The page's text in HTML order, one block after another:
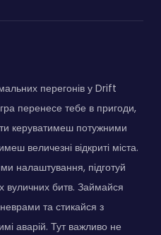
перегонів у Drift
перенесе тебе в пригоди,
керуватимеш потужними
величезні відкриті міста.
налаштування, підготуй
вуличних битв. Займайся
та стикайся з
аварій. Тут важливо не